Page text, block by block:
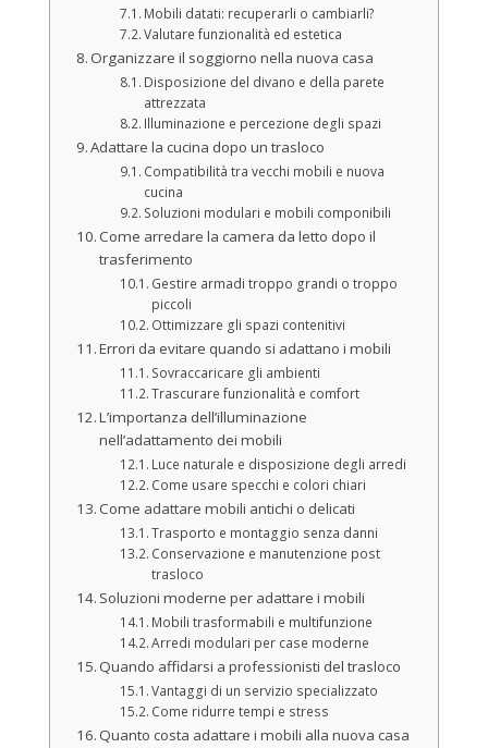
Mobili datati: recuperarli o cambiarli?
Valutare funzionalità ed estetica
Organizzare il soggiorno nella nuova casa
Disposizione del divano e della parete
attrezzata
Illuminazione e percezione degli spazi
Adattare la cucina dopo un trasloco
Compatibilità tra vecchi mobili e nuova
cucina
Soluzioni modulari e mobili componibili
Come arredare la camera da letto dopo il
trasferimento
Gestire armadi troppo grandi o troppo
piccoli
Ottimizzare gli spazi contenitivi
Errori da evitare quando si adattano i mobili
Sovraccaricare gli ambienti
Trascurare funzionalità e comfort
L’importanza dell’illuminazione
nell’adattamento dei mobili
Luce naturale e disposizione degli arredi
Come usare specchi e colori chiari
Come adattare mobili antichi o delicati
Trasporto e montaggio senza danni
Conservazione e manutenzione post
trasloco
Soluzioni moderne per adattare i mobili
Mobili trasformabili e multifunzione
Arredi modulari per case moderne
Quando affidarsi a professionisti del trasloco
Vantaggi di un servizio specializzato
Come ridurre tempi e stress
Quanto costa adattare i mobili alla nuova casa